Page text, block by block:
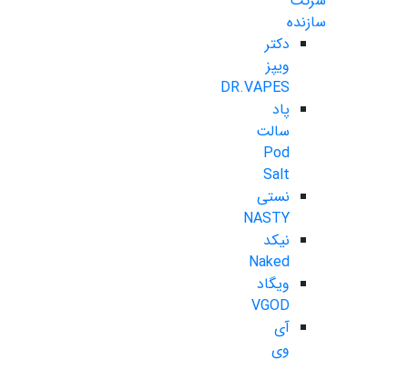
سازنده
دکتر
ویپز
DR.VAPES
پاد
سالت
Pod
Salt
نستی
NASTY
نیکد
Naked
ویگاد
VGOD
آی
وی